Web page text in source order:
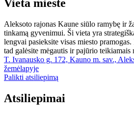
Vieta mieste
Aleksoto rajonas Kaune siūlo ramybę ir
tinkamą gyvenimui. Ši vieta yra
lengvai pasieksite visas miesto
tad galėsite mėgautis ir pajūrio teikiamais
T. Ivanausko g. 172, Kauno m. sav.,
žemėlapyje
Palikti atsiliepimą
Atsiliepimai